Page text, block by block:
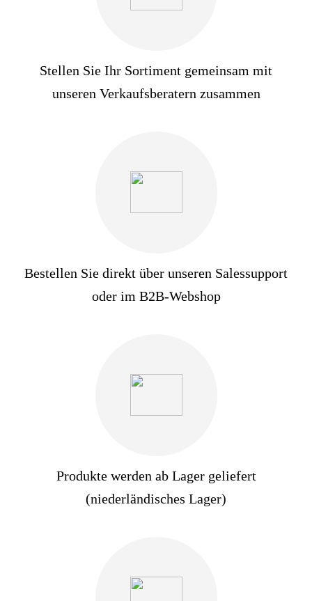
Stellen Sie Ihr Sortiment gemeinsam mit
unseren Verkaufsberatern zusammen
Bestellen Sie direkt über unseren Salessupport
oder im B2B-Webshop
Produkte werden ab Lager geliefert
(niederländisches Lager)